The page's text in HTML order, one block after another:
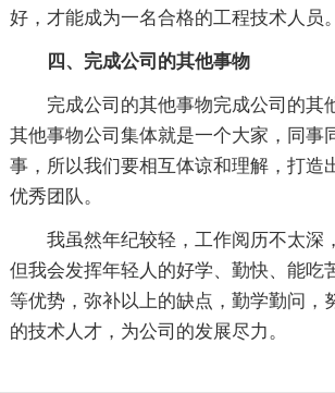
好，才能成为一名合格的工程技术人员。
四、完成公司的其他事物
完成公司的其他事物完成公司的其
其他事物公司集体就是一个大家，同事
事，所以我们要相互体谅和理解，打造
优秀团队。
我虽然年纪较轻，工作阅历不太深
但我会发挥年轻人的好学、勤快、能吃
等优势，弥补以上的缺点，勤学勤问，
的技术人才，为公司的发展尽力。